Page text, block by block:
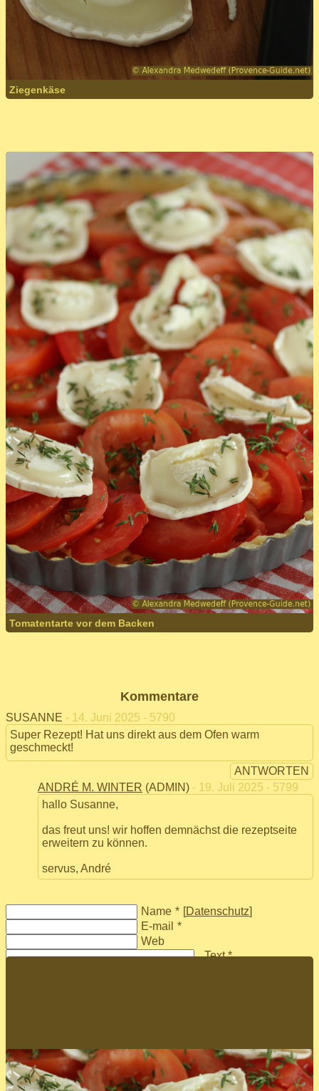
Ziegenkäse
Tomatentarte vor dem Backen
Kommentare
SUSANNE - 14. Juni 2025 - 5790
Super Rezept! Hat uns direkt aus dem Ofen warm
geschmeckt!
ANTWORTEN
ANDRÉ M. WINTER (ADMIN) - 19. Juli 2025 - 5799
hallo Susanne,
das freut uns! wir hoffen demnächst die rezeptseite
erweitern zu können.
servus, André
Name * [Datenschutz]
E-mail *
Web
Text *